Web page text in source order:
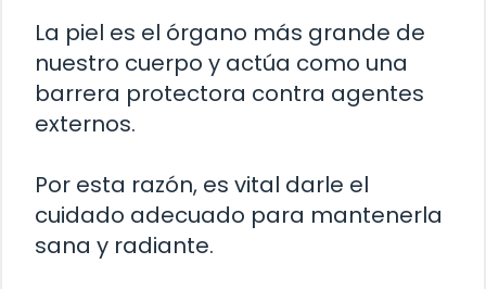
La piel es el órgano más grande de
nuestro cuerpo y actúa como una
barrera protectora contra agentes
externos.
Por esta razón, es vital darle el
cuidado adecuado para mantenerla
sana y radiante.